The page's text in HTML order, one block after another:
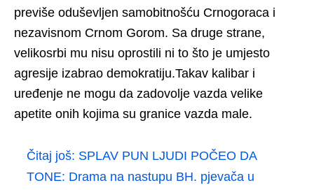
previše oduševljen samobitnošću Crnogoraca i
nezavisnom Crnom Gorom. Sa druge strane,
velikosrbi mu nisu oprostili ni to što je umjesto
agresije izabrao demokratiju.Takav kalibar i
uređenje ne mogu da zadovolje vazda velike
apetite onih kojima su granice vazda male.
Čitaj još: SPLAV PUN LJUDI POČEO DA
TONE: Drama na nastupu BH. pjevača u